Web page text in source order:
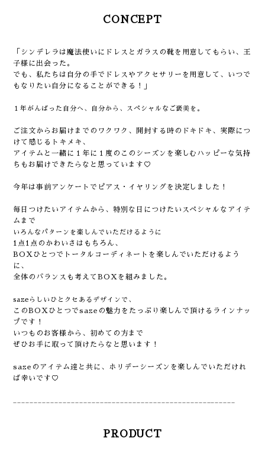
CONCEPT
「シンデレラは魔法使いにドレスとガラスの靴を用意してもらい、王
子様に出会った。
でも、私たちは自分の手でドレスやアクセサリーを用意して、いつで
もなりたい自分になることができる！」
１年がんばった自分へ、自分から、スペシャルな ご褒美を 。
ご注文からお届けまでのワクワク、開封する時のドキドキ、実際につ
けて感じるトキメキ、
アイテムと一緒に１年に１度のこのシーズンを楽しむハッピーな気持
ちもお届けできたらなと思っています♡
今年は事前アンケートでピアス・イヤリングを決定しました！
毎日つけたいアイテムから、特別な日につけたいスペシャルなアイテ
ムまで
いろんなパターンを楽しんでいただけるように
1点1点のかわいさはもちろん、
BOXひとつでトータルコーディネートを楽しんでいただけるよう
に、
全体のバランスも考えてBOXを組みました。
sazeらしいひとクセあるデザインで、
このBOXひとつでsazeの魅力をたっぷり楽しんで頂けるラインナッ
プです！
いつものお客様から、初めての方まで
ぜひお手に取って頂けたらなと思います！
sazeのアイテム達と共に、ホリデーシーズンを楽しんでいただけれ
ば幸いです♡
PRODUCT